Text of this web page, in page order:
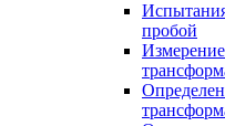
пробой